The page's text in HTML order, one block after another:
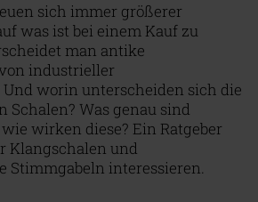
sich immer größerer
was ist bei einem Kauf zu
man antike
industrieller
worin unterscheiden sich die
Schalen? Was genau sind
wirken diese? Ein Ratgeber
Klangschalen und
Stimmgabeln interessieren.